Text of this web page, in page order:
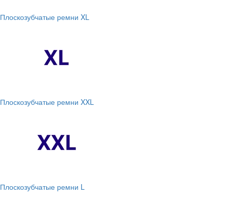
Плоскозубчатые ремни XL
Плоскозубчатые ремни XXL
Плоскозубчатые ремни L